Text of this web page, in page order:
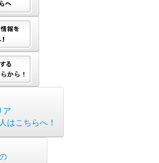
ア
はこちらへ！